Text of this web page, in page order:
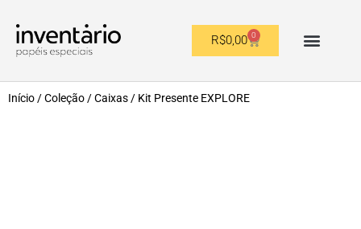
R$0,00 0
Início /Coleção /Caixas / Kit Presente EXPLORE